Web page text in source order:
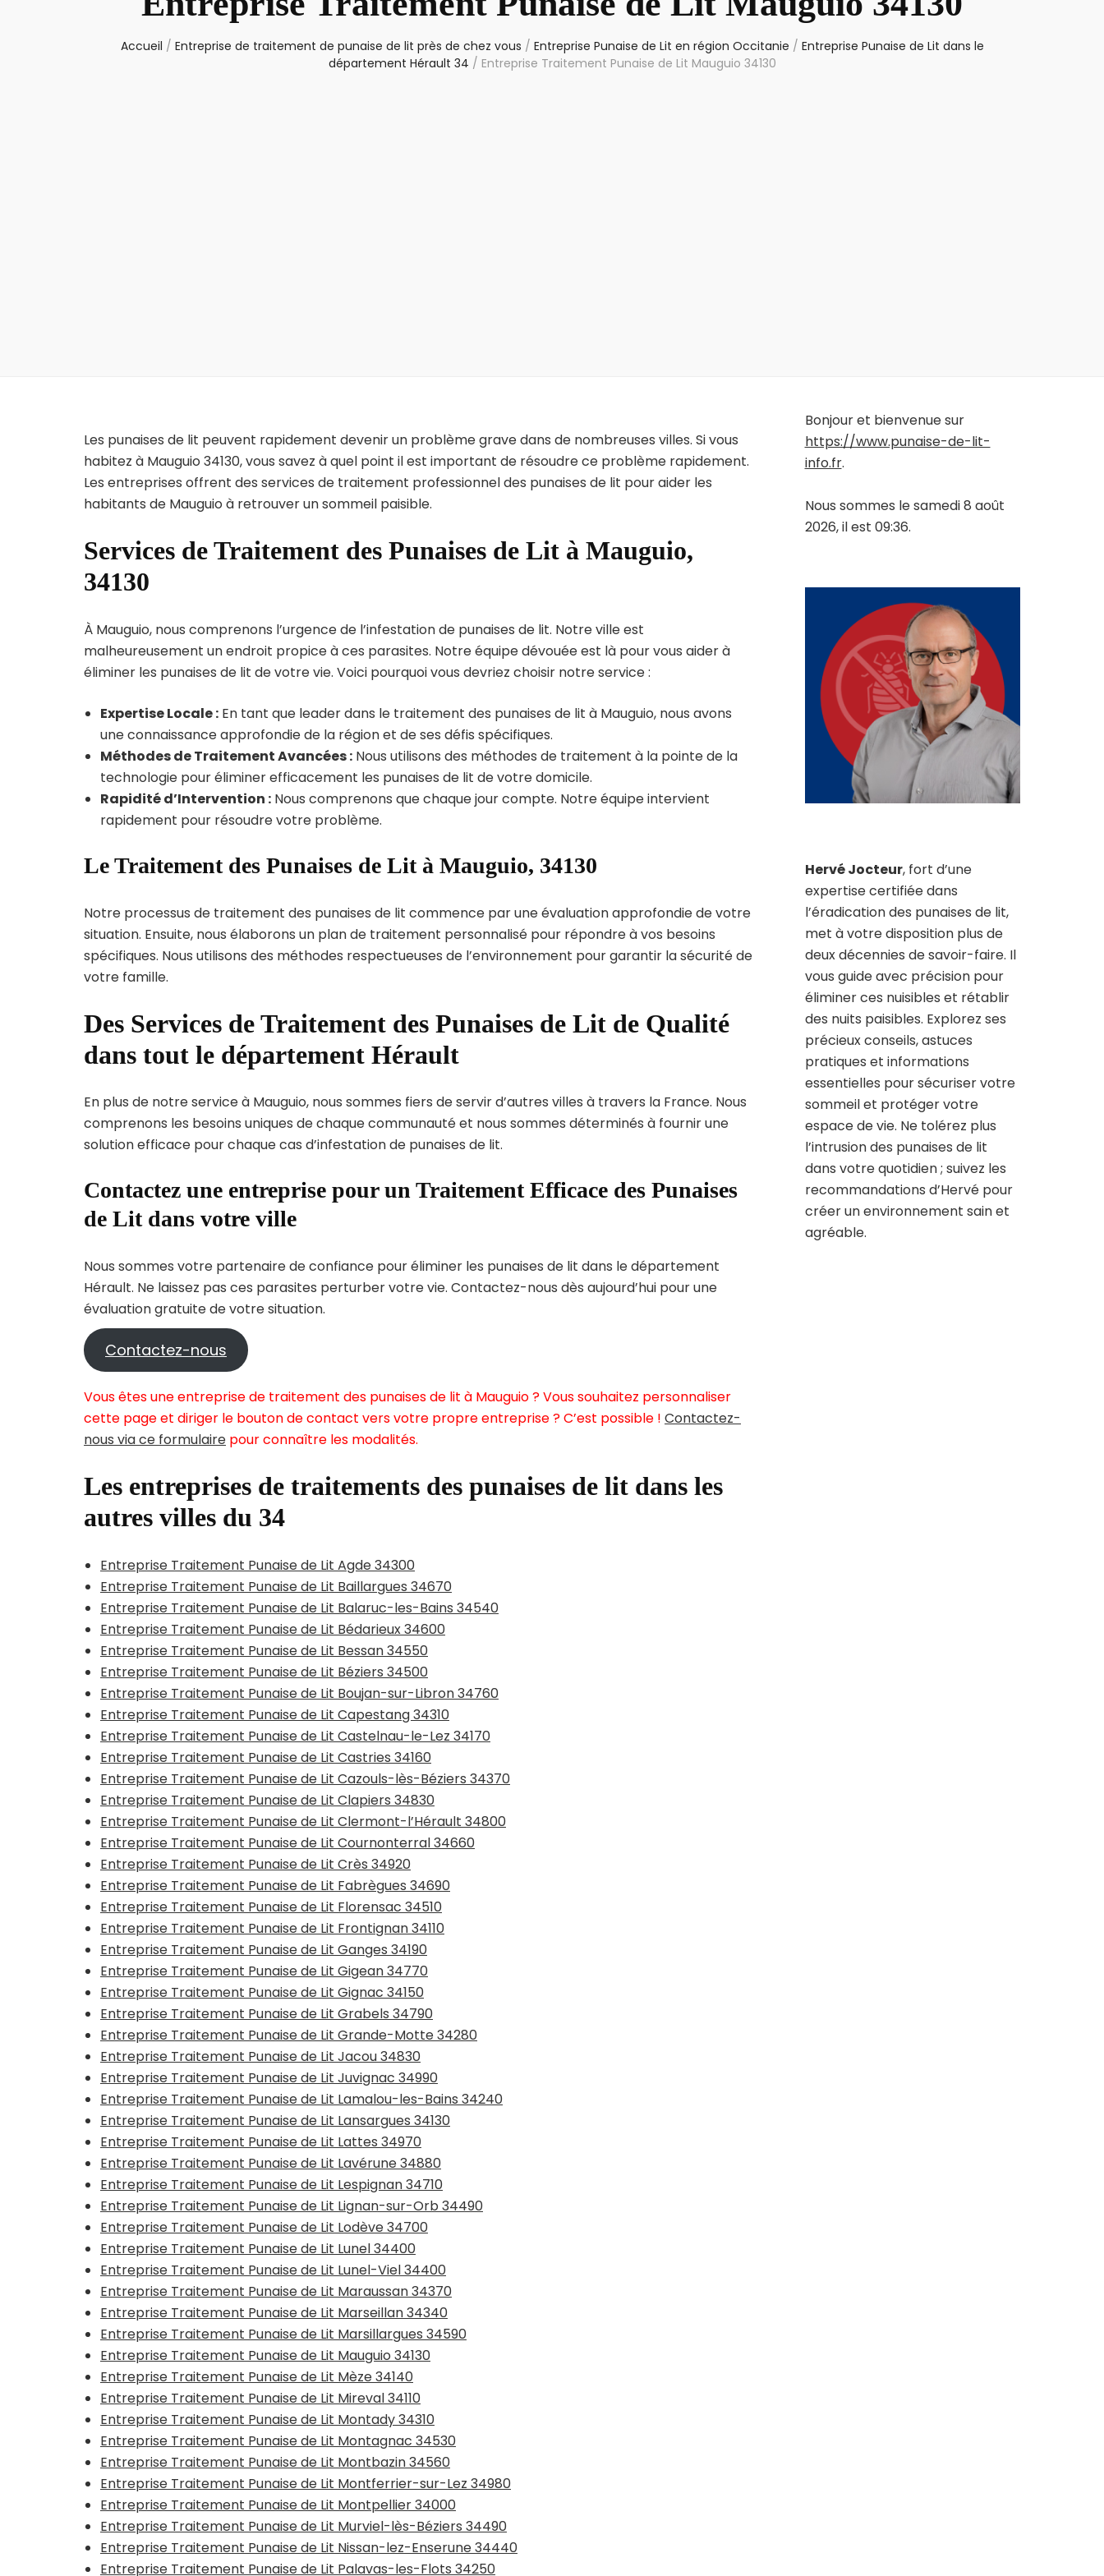
Accueil / Entreprise de traitement de punaise de lit près de chez vous / Entreprise Punaise de Lit en région Occitanie / Entreprise Punaise de Lit dans le
département Hérault 34 / Entreprise Traitement Punaise de Lit Mauguio 34130
Les punaises de lit peuvent rapidement devenir un problème grave dans de nombreuses villes. Si vous
habitez à Mauguio 34130, vous savez à quel point il est important de résoudre ce problème rapidement.
Les entreprises offrent des services de traitement professionnel des punaises de lit pour aider les
habitants de Mauguio à retrouver un sommeil paisible.
Services de Traitement des Punaises de Lit à Mauguio,
34130
À Mauguio, nous comprenons l’urgence de l’infestation de punaises de lit. Notre ville est
malheureusement un endroit propice à ces parasites. Notre équipe dévouée est là pour vous aider à
éliminer les punaises de lit de votre vie. Voici pourquoi vous devriez choisir notre service :
Expertise Locale : En tant que leader dans le traitement des punaises de lit à Mauguio, nous avons
une connaissance approfondie de la région et de ses défis spécifiques.
Méthodes de Traitement Avancées : Nous utilisons des méthodes de traitement à la pointe de la
technologie pour éliminer efficacement les punaises de lit de votre domicile.
Rapidité d’Intervention : Nous comprenons que chaque jour compte. Notre équipe intervient
rapidement pour résoudre votre problème.
Le Traitement des Punaises de Lit à Mauguio, 34130
Notre processus de traitement des punaises de lit commence par une évaluation approfondie de votre
situation. Ensuite, nous élaborons un plan de traitement personnalisé pour répondre à vos besoins
spécifiques. Nous utilisons des méthodes respectueuses de l’environnement pour garantir la sécurité de
votre famille.
Des Services de Traitement des Punaises de Lit de Qualité
dans tout le département Hérault
En plus de notre service à Mauguio, nous sommes fiers de servir d’autres villes à travers la France. Nous
comprenons les besoins uniques de chaque communauté et nous sommes déterminés à fournir une
solution efficace pour chaque cas d’infestation de punaises de lit.
Contactez une entreprise pour un Traitement Efficace des Punaises
de Lit dans votre ville
Nous sommes votre partenaire de confiance pour éliminer les punaises de lit dans le département
Hérault. Ne laissez pas ces parasites perturber votre vie. Contactez-nous dès aujourd’hui pour une
évaluation gratuite de votre situation.
Contactez-nous
Vous êtes une entreprise de traitement des punaises de lit à Mauguio ? Vous souhaitez personnaliser
cette page et diriger le bouton de contact vers votre propre entreprise ? C’est possible ! Contactez-
nous via ce formulaire pour connaître les modalités.
Les entreprises de traitements des punaises de lit dans les
autres villes du 34
Entreprise Traitement Punaise de Lit Agde 34300
Entreprise Traitement Punaise de Lit Baillargues 34670
Entreprise Traitement Punaise de Lit Balaruc-les-Bains 34540
Entreprise Traitement Punaise de Lit Bédarieux 34600
Entreprise Traitement Punaise de Lit Bessan 34550
Entreprise Traitement Punaise de Lit Béziers 34500
Entreprise Traitement Punaise de Lit Boujan-sur-Libron 34760
Entreprise Traitement Punaise de Lit Capestang 34310
Entreprise Traitement Punaise de Lit Castelnau-le-Lez 34170
Entreprise Traitement Punaise de Lit Castries 34160
Entreprise Traitement Punaise de Lit Cazouls-lès-Béziers 34370
Entreprise Traitement Punaise de Lit Clapiers 34830
Entreprise Traitement Punaise de Lit Clermont-l’Hérault 34800
Entreprise Traitement Punaise de Lit Cournonterral 34660
Entreprise Traitement Punaise de Lit Crès 34920
Entreprise Traitement Punaise de Lit Fabrègues 34690
Entreprise Traitement Punaise de Lit Florensac 34510
Entreprise Traitement Punaise de Lit Frontignan 34110
Entreprise Traitement Punaise de Lit Ganges 34190
Entreprise Traitement Punaise de Lit Gigean 34770
Entreprise Traitement Punaise de Lit Gignac 34150
Entreprise Traitement Punaise de Lit Grabels 34790
Entreprise Traitement Punaise de Lit Grande-Motte 34280
Entreprise Traitement Punaise de Lit Jacou 34830
Entreprise Traitement Punaise de Lit Juvignac 34990
Entreprise Traitement Punaise de Lit Lamalou-les-Bains 34240
Entreprise Traitement Punaise de Lit Lansargues 34130
Entreprise Traitement Punaise de Lit Lattes 34970
Entreprise Traitement Punaise de Lit Lavérune 34880
Entreprise Traitement Punaise de Lit Lespignan 34710
Entreprise Traitement Punaise de Lit Lignan-sur-Orb 34490
Entreprise Traitement Punaise de Lit Lodève 34700
Entreprise Traitement Punaise de Lit Lunel 34400
Entreprise Traitement Punaise de Lit Lunel-Viel 34400
Entreprise Traitement Punaise de Lit Maraussan 34370
Entreprise Traitement Punaise de Lit Marseillan 34340
Entreprise Traitement Punaise de Lit Marsillargues 34590
Entreprise Traitement Punaise de Lit Mauguio 34130
Entreprise Traitement Punaise de Lit Mèze 34140
Entreprise Traitement Punaise de Lit Mireval 34110
Entreprise Traitement Punaise de Lit Montady 34310
Entreprise Traitement Punaise de Lit Montagnac 34530
Entreprise Traitement Punaise de Lit Montbazin 34560
Entreprise Traitement Punaise de Lit Montferrier-sur-Lez 34980
Entreprise Traitement Punaise de Lit Montpellier 34000
Entreprise Traitement Punaise de Lit Murviel-lès-Béziers 34490
Entreprise Traitement Punaise de Lit Nissan-lez-Enserune 34440
Entreprise Traitement Punaise de Lit Palavas-les-Flots 34250
Bonjour et bienvenue sur
https://www.punaise-de-lit-
info.fr.
Nous sommes le samedi 8 août
2026, il est 09:36.
Hervé Jocteur, fort d’une
expertise certifiée dans
l’éradication des punaises de lit,
met à votre disposition plus de
deux décennies de savoir-faire. Il
vous guide avec précision pour
éliminer ces nuisibles et rétablir
des nuits paisibles. Explorez ses
précieux conseils, astuces
pratiques et informations
essentielles pour sécuriser votre
sommeil et protéger votre
espace de vie. Ne tolérez plus
l’intrusion des punaises de lit
dans votre quotidien ; suivez les
recommandations d’Hervé pour
créer un environnement sain et
agréable.